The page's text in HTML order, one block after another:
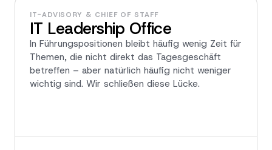
IT-ADVISORY & CHIEF OF STAFF
IT Leadership Office
In Führungspositionen bleibt häufig wenig Zeit für
Themen, die nicht direkt das Tagesgeschäft
betreffen – aber natürlich häufig nicht weniger
wichtig sind. Wir schließen diese Lücke.